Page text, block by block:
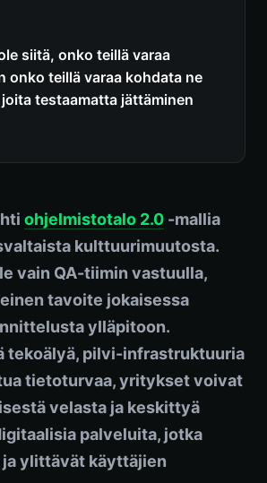
siitä, onko teillä varaa
onko teillä varaa kohdata ne
testaamatta jättäminen
ohjelmistotalo 2.0 -mallia
kulttuurimuutosta.
vain QA-tiimin vastuulla,
tavoite jokaisessa
ylläpitoon.
tekoälyä, pilvi-infrastruktuuria
tietoturvaa, yritykset voivat
velasta ja keskittyä
palveluita, jotka
ja ylittävät käyttäjien